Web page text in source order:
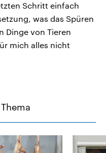
Schritt einfach
was das Spüren
Dinge von Tieren
mich alles nicht